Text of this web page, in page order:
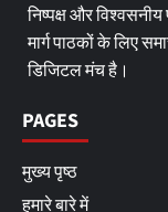
निष्पक्ष और
मार्ग पाठकों के लिए
डिजिटल मंच है।
PAGES
मुख्य पृष्ठ
हमारे बारे में